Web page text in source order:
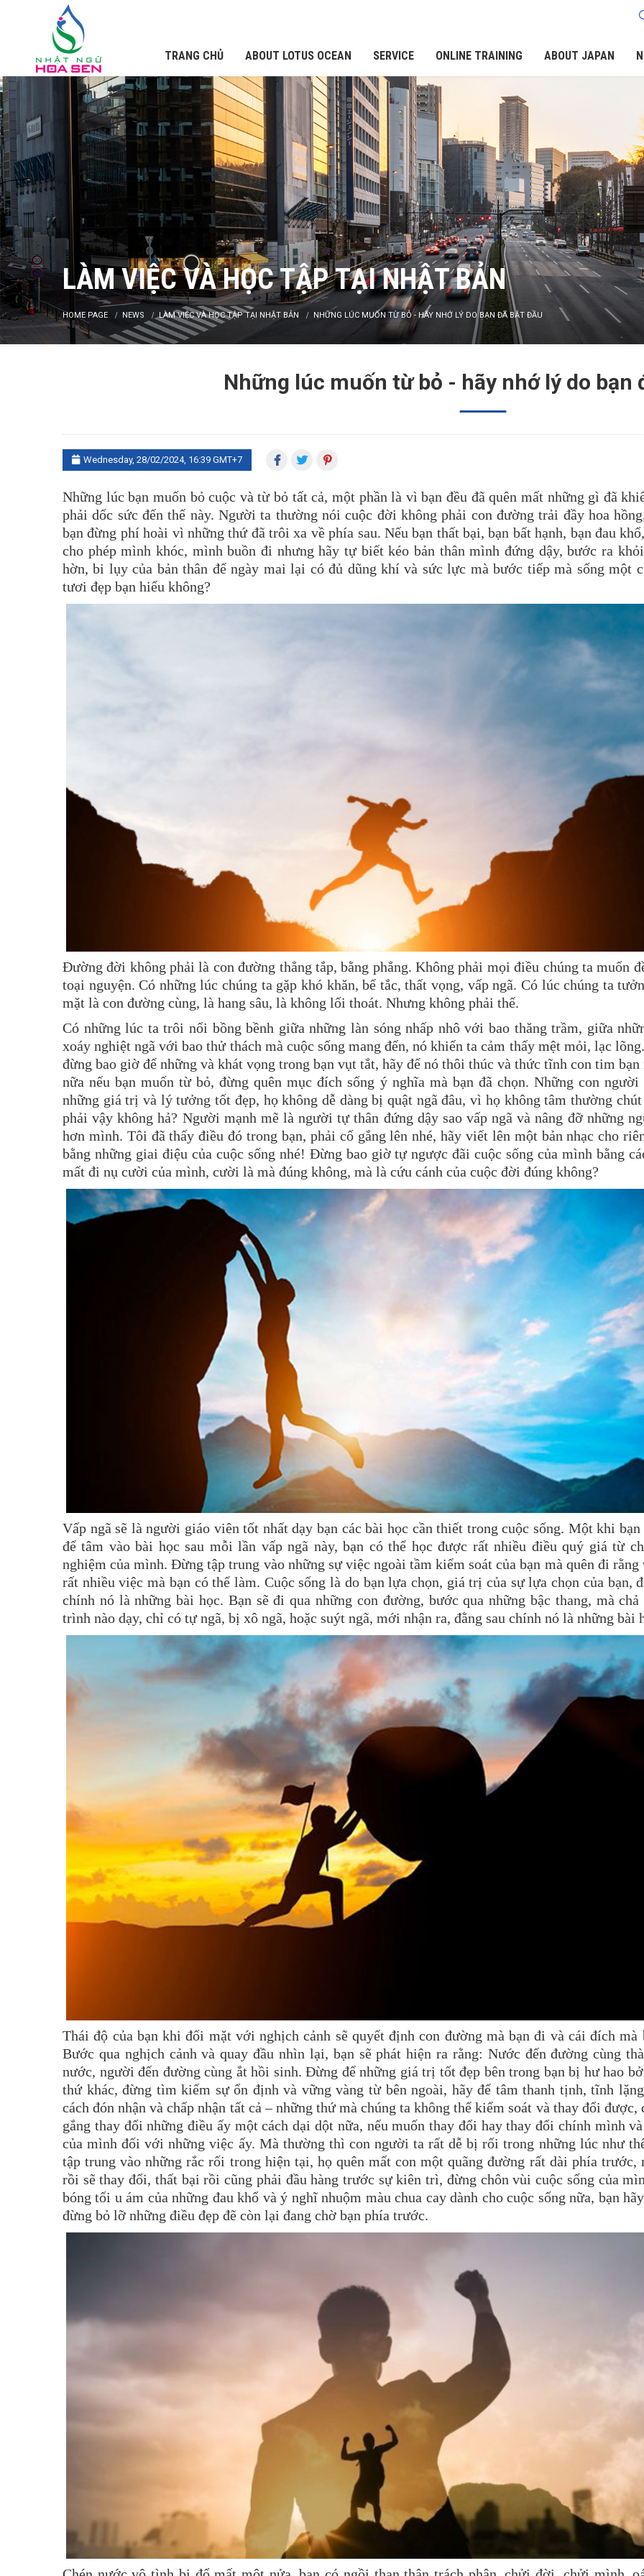
TRANG CHỦ ABOUT LOTUS OCEAN SERVICE ONLINE TRAINING ABOUT JAPAN
LÀM VIỆC VÀ HỌC TẬP TẠI NHẬT BẢN
HOME PAGE NEWS LÀM VIỆC VÀ HỌC TẬP TẠI NHẬT BẢN NHỮNG LÚC MUỐN TỪ BỎ - HÃY NHỚ LÝ DO BẠN ĐÃ BẮT ĐẦU
Những lúc muốn từ bỏ - hãy nhớ lý do bạn
Wednesday, 28/02/2024, 16:39 GMT+7
Những lúc bạn muốn bỏ cuộc và từ bỏ tất cả, một phần là vì bạn đều đã quên mất những gì đã
phải dốc sức đến thế này. Người ta thường nói cuộc đời không phải con đường trải đầy hoa
bạn đừng phí hoài vì những thứ đã trôi xa về phía sau. Nếu bạn thất bại, bạn bất hạnh, bạn đau
cho phép mình khóc, mình buồn đi nhưng hãy tự biết kéo bản thân mình đứng dậy, bước ra
hờn, bi lụy của bản thân để ngày mai lại có đủ dũng khí và sức lực mà bước tiếp mà sống một
tươi đẹp bạn hiểu không?
Đường đời không phải là con đường thẳng tắp, bằng phẳng. Không phải mọi điều chúng ta muốn
toại nguyện. Có những lúc chúng ta gặp khó khăn, bế tắc, thất vọng, vấp ngã. Có lúc chúng ta
mặt là con đường cùng, là hang sâu, là không lối thoát. Nhưng không phải thế.
Có những lúc ta trôi nổi bồng bềnh giữa những làn sóng nhấp nhô với bao thăng trầm, giữa
xoáy nghiệt ngã với bao thử thách mà cuộc sống mang đến, nó khiến ta cảm thấy mệt mỏi, lạc
đừng bao giờ để những và khát vọng trong bạn vụt tắt, hãy để nó thôi thúc và thức tĩnh con tim bạn
nữa nếu bạn muốn từ bỏ, đừng quên mục đích sống ý nghĩa mà bạn đã chọn. Những con người
những giá trị và lý tưởng tốt đẹp, họ không dễ dàng bị quật ngã đâu, vì họ không tâm thường chút
phải vậy không hả? Người mạnh mẽ là người tự thân đứng dậy sao vấp ngã và nâng đỡ những
hơn mình. Tôi đã thấy điều đó trong bạn, phải cố gắng lên nhé, hãy viết lên một bản nhạc cho
bằng những giai điệu của cuộc sống nhé! Đừng bao giờ tự ngược đãi cuộc sống của mình bằng
mất đi nụ cười của mình, cười là mà đúng không, mà là cứu cánh của cuộc đời đúng không?
Vấp ngã sẽ là người giáo viên tốt nhất dạy bạn các bài học cần thiết trong cuộc sống. Một khi
để tâm vào bài học sau mỗi lần vấp ngã này, bạn có thể học được rất nhiều điều quý giá từ
nghiệm của mình. Đừng tập trung vào những sự việc ngoài tầm kiểm soát của bạn mà quên đi rằng
rất nhiều việc mà bạn có thể làm. Cuộc sống là do bạn lựa chọn, giá trị của sự lựa chọn của bạn,
chính nó là những bài học. Bạn sẽ đi qua những con đường, bước qua những bậc thang, mà chả
trình nào dạy, chỉ có tự ngã, bị xô ngã, hoặc suýt ngã, mới nhận ra, đằng sau chính nó là những bài
Thái độ của bạn khi đối mặt với nghịch cảnh sẽ quyết định con đường mà bạn đi và cái đích mà
Bước qua nghịch cảnh và quay đầu nhìn lại, bạn sẽ phát hiện ra rằng: Nước đến đường cùng
nước, người đến đường cùng ắt hồi sinh. Đừng để những giá trị tốt đẹp bên trong bạn bị hư hao
thứ khác, đừng tìm kiếm sự ổn định và vững vàng từ bên ngoài, hãy để tâm thanh tịnh, tĩnh
cách đón nhận và chấp nhận tất cả – những thứ mà chúng ta không thể kiểm soát và thay đổi được,
gắng thay đổi những điều ấy một cách dại dột nữa, nếu muốn thay đổi hay thay đổi chính mình
của mình đối với những việc ấy. Mà thường thì con người ta rất dễ bị rối trong những lúc như
tập trung vào những rắc rối trong hiện tại, họ quên mất con một quãng đường rất dài phía trước,
rồi sẽ thay đổi, thất bại rồi cũng phải đầu hàng trước sự kiên trì, đừng chôn vùi cuộc sống của
bóng tối u ám của những đau khổ và ý nghĩ nhuộm màu chua cay dành cho cuộc sống nữa, bạn
đừng bỏ lỡ những điều đẹp đẽ còn lại đang chờ bạn phía trước.